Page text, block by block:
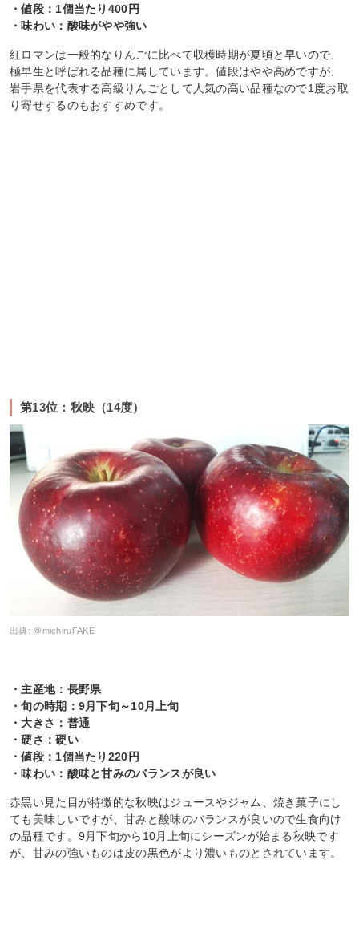
・値段：1個当たり400円
・味わい：酸味がやや強い
紅ロマンは一般的なりんごに比べて収穫時期が夏頃と早いので、
極早生と呼ばれる品種に属しています。値段はやや高めですが、
岩手県を代表する高級りんごとして人気の高い品種なので1度お取
り寄せするのもおすすめです。
第13位：秋映（14度）
出典: @michiruFAKE
・主産地：長野県
・旬の時期：9月下旬～10月上旬
・大きさ：普通
・硬さ：硬い
・値段：1個当たり220円
・味わい：酸味と甘みのバランスが良い
赤黒い見た目が特徴的な秋映はジュースやジャム、焼き菓子にし
ても美味しいですが、甘みと酸味のバランスが良いので生食向け
の品種です。9月下旬から10月上旬にシーズンが始まる秋映です
が、甘みの強いものは皮の黒色がより濃いものとされています。